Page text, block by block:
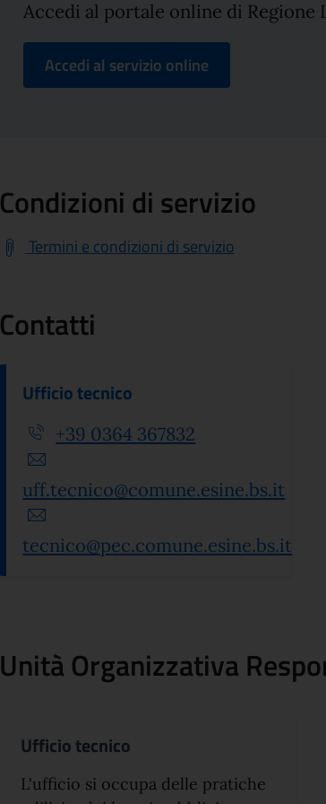
Accedi al portale online di Regione
Accedi al servizio online
Condizioni di servizio
Termini e condizioni di servizio
Contatti
Ufficio tecnico
+39 0364 367832
uff.tecnico@comune.esine.bs.it
tecnico@pec.comune.esine.bs.it
Unità Organizzativa
Ufficio tecnico
L'ufficio si occupa delle pratiche